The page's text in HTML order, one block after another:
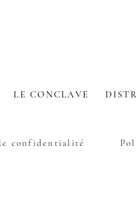
LE CONCLAVE
confidentialité